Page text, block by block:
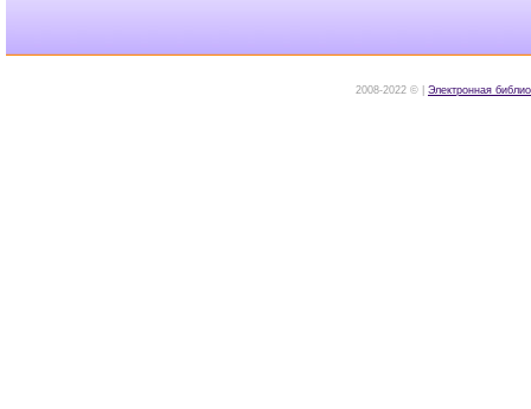
2008-2022 © | Электронная